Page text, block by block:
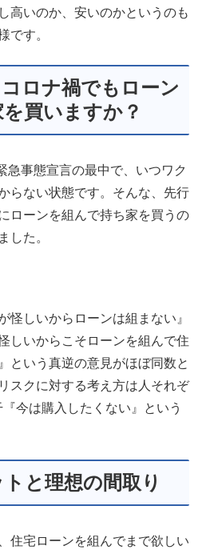
高いのか、安いのかというのも
です。
ロナ禍でもローン
買いますか？
急事態宣言の最中で、いつワク
らない状態です。そんな、先行
ローンを組んで持ち家を買うの
した。
怪しいからローンは組まない』
しいからこそローンを組んで住
という真逆の意見がほぼ同数と
スクに対する考え方は人それぞ
今は購入したくない』という
と理想の間取り
住宅ローンを組んでまで欲しい